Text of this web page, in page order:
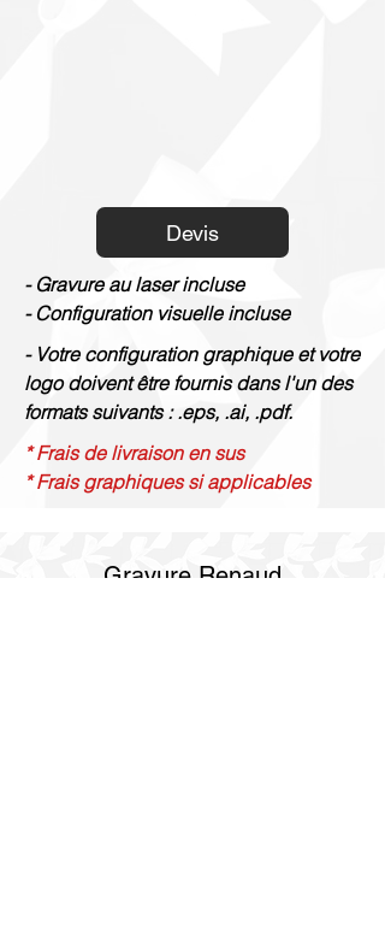
Devis
- Gravure au laser incluse
- Configuration visuelle incluse
- Votre configuration graphique et votre
logo doivent être fournis dans l'un des
formats suivants : .eps, .ai, .pdf.
* Frais de livraison en sus
* Frais graphiques si applicables
Gravure Renaud